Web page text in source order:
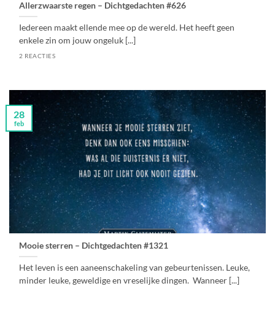
Allerzwaarste regen – Dichtgedachten #626
Iedereen maakt ellende mee op de wereld. Het heeft geen
enkele zin om jouw ongeluk [...]
2 REACTIES
Mooie sterren – Dichtgedachten #1321
Het leven is een aaneenschakeling van gebeurtenissen. Leuke,
minder leuke, geweldige en vreselijke dingen. Wanneer [...]
28
feb